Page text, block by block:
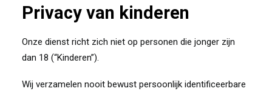
Privacy van kinderen
Onze dienst richt zich niet op personen die jonger zijn
dan 18 (“Kinderen”).
Wij verzamelen nooit bewust persoonlijk identificeerbare